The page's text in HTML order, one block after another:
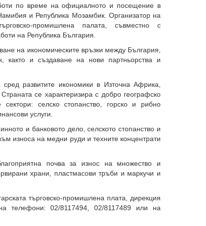
по време на официалното и посещение в
и Република Мозамбик. Организатор на
промишлена палата, съвместно с
на Република България.
на икономическите връзки между България,
и създаване на нови партньорства и
развитите икономики в Източна Африка,
се характеризира с добро географско
селско стопанство, горско и рибно
услуги.
и банковото дело, селското стопанство и
износа на медни руди и техните концентрати
почва за износ на множество и
храни, пластмасови тръби и маркучи и
търговско-промишлена плата, дирекция
телефони: 02/8117494, 02/8117489 или на